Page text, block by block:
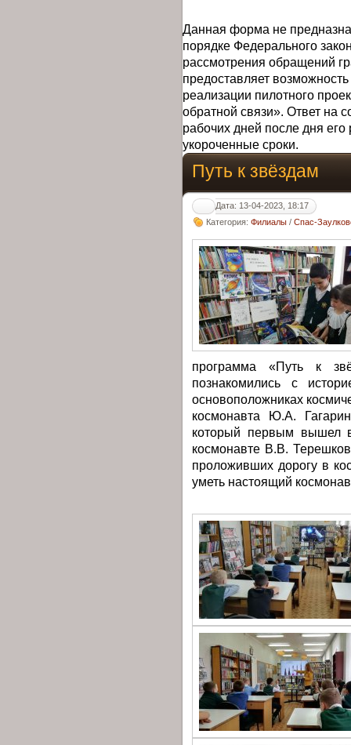
Данная форма не
порядке Федерального
рассмотрения обращений
предоставляет
реализации пилотного
обратной связи». Ответ на
рабочих дней после дня
укороченные сроки.
Путь к звёздам
Дата: 13-04-2023, 18:17
Категория: Филиалы / Спас-
программа «Путь к
познакомились с
основоположниках
космонавта Ю.А.
который первым вышел
космонавте В.В.
проложивших дорогу в
уметь настоящий